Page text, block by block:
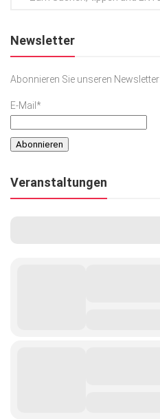
SACHSEN IN PARIS
Newsletter
Abonnieren Sie unseren Newsletter
E-Mail*
Veranstaltungen